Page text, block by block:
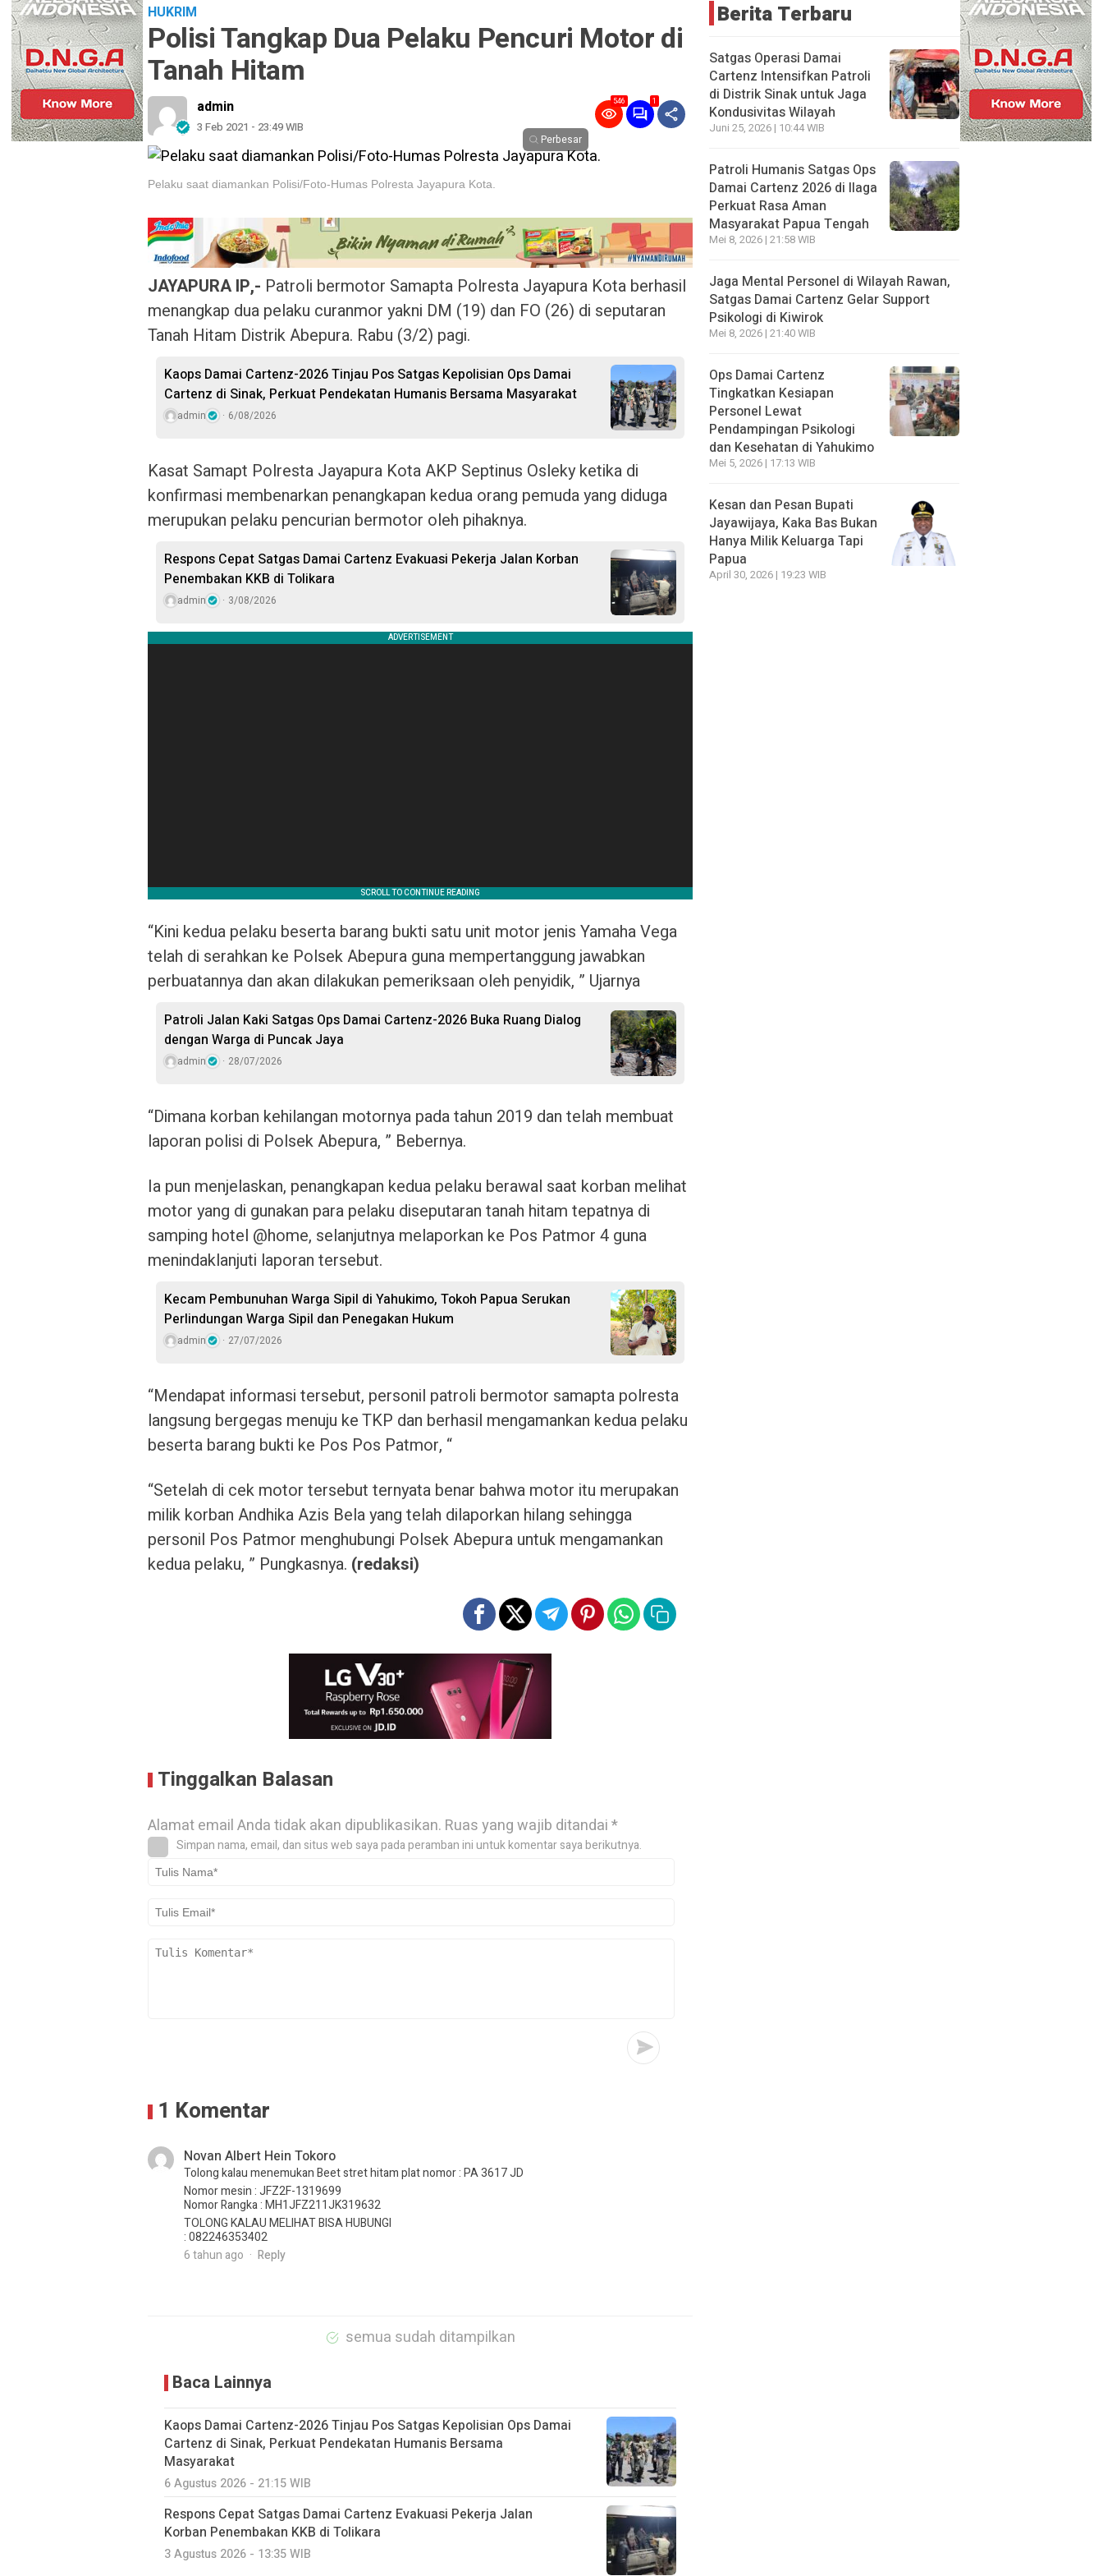
HUKRIM
Polisi Tangkap Dua Pelaku Pencuri Motor di
Tanah Hitam
admin
3 Feb 2021 - 23:49 WIB
546 1
Perbesar
Pelaku saat diamankan Polisi/Foto-Humas Polresta Jayapura Kota.
JAYAPURA IP,- Patroli bermotor Samapta Polresta Jayapura Kota berhasil
menangkap dua pelaku curanmor yakni DM (19) dan FO (26) di seputaran
Tanah Hitam Distrik Abepura. Rabu (3/2) pagi.
Kaops Damai Cartenz-2026 Tinjau Pos Satgas Kepolisian Ops Damai
Cartenz di Sinak, Perkuat Pendekatan Humanis Bersama Masyarakat
admin 6/08/2026
Kasat Samapt Polresta Jayapura Kota AKP Septinus Osleky ketika di
konfirmasi membenarkan penangkapan kedua orang pemuda yang diduga
merupukan pelaku pencurian bermotor oleh pihaknya.
Respons Cepat Satgas Damai Cartenz Evakuasi Pekerja Jalan Korban
Penembakan KKB di Tolikara
admin 3/08/2026
“Kini kedua pelaku beserta barang bukti satu unit motor jenis Yamaha Vega
telah di serahkan ke Polsek Abepura guna mempertanggung jawabkan
perbuatannya dan akan dilakukan pemeriksaan oleh penyidik, ” Ujarnya
Patroli Jalan Kaki Satgas Ops Damai Cartenz-2026 Buka Ruang Dialog
dengan Warga di Puncak Jaya
admin 28/07/2026
“Dimana korban kehilangan motornya pada tahun 2019 dan telah membuat
laporan polisi di Polsek Abepura, ” Bebernya.
Ia pun menjelaskan, penangkapan kedua pelaku berawal saat korban melihat
motor yang di gunakan para pelaku diseputaran tanah hitam tepatnya di
samping hotel @home, selanjutnya melaporkan ke Pos Patmor 4 guna
menindaklanjuti laporan tersebut.
Kecam Pembunuhan Warga Sipil di Yahukimo, Tokoh Papua Serukan
Perlindungan Warga Sipil dan Penegakan Hukum
admin 27/07/2026
“Mendapat informasi tersebut, personil patroli bermotor samapta polresta
langsung bergegas menuju ke TKP dan berhasil mengamankan kedua pelaku
beserta barang bukti ke Pos Pos Patmor, “
“Setelah di cek motor tersebut ternyata benar bahwa motor itu merupakan
milik korban Andhika Azis Bela yang telah dilaporkan hilang sehingga
personil Pos Patmor menghubungi Polsek Abepura untuk mengamankan
kedua pelaku, ” Pungkasnya. (redaksi)
Tinggalkan Balasan
Alamat email Anda tidak akan dipublikasikan. Ruas yang wajib ditandai*
Simpan nama, email, dan situs web saya pada peramban ini untuk komentar saya berikutnya.
1 Komentar
Novan Albert Hein Tokoro
Tolong kalau menemukan Beet stret hitam plat nomor : PA 3617 JD
Nomor mesin : JFZ2F-1319699
Nomor Rangka : MH1JFZ211JK319632
TOLONG KALAU MELIHAT BISA HUBUNGI
: 082246353402
6 tahun ago
Reply
semua sudah ditampilkan
Baca Lainnya
Kaops Damai Cartenz-2026 Tinjau Pos Satgas Kepolisian Ops Damai
Cartenz di Sinak, Perkuat Pendekatan Humanis Bersama
Masyarakat
6 Agustus 2026 - 21:15 WIB
Respons Cepat Satgas Damai Cartenz Evakuasi Pekerja Jalan
Korban Penembakan KKB di Tolikara
3 Agustus 2026 - 13:35 WIB
Berita Terbaru
Satgas Operasi Damai
Cartenz Intensifkan Patroli
di Distrik Sinak untuk Jaga
Kondusivitas Wilayah
Juni 25, 2026 | 10:44 WIB
Patroli Humanis Satgas Ops
Damai Cartenz 2026 di Ilaga
Perkuat Rasa Aman
Masyarakat Papua Tengah
Mei 8, 2026 | 21:58 WIB
Jaga Mental Personel di Wilayah Rawan,
Satgas Damai Cartenz Gelar Support
Psikologi di Kiwirok
Mei 8, 2026 | 21:40 WIB
Ops Damai Cartenz
Tingkatkan Kesiapan
Personel Lewat
Pendampingan Psikologi
dan Kesehatan di Yahukimo
Mei 5, 2026 | 17:13 WIB
Kesan dan Pesan Bupati
Jayawijaya, Kaka Bas Bukan
Hanya Milik Keluarga Tapi
Papua
April 30, 2026 | 19:23 WIB